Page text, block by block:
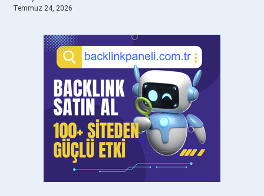
Temmuz 24, 2026